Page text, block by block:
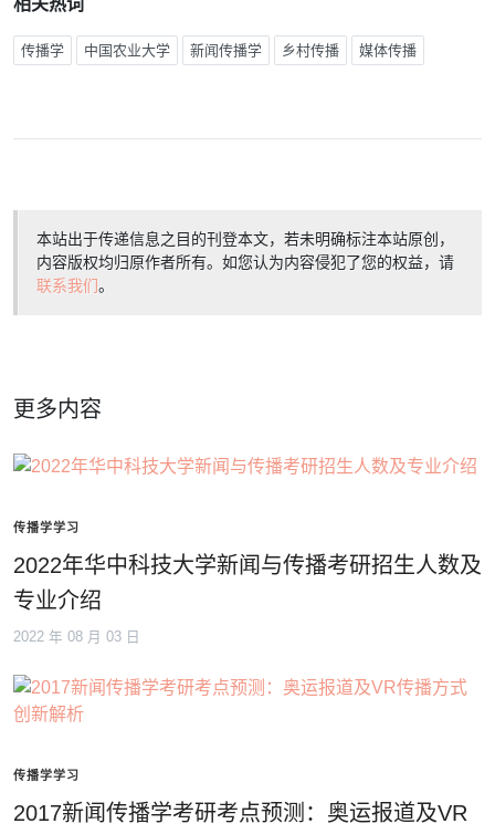
相关热词
传播学 中国农业大学 新闻传播学 乡村传播 媒体传播
本站出于传递信息之目的刊登本文，若未明确标注本站原创，
内容版权均归原作者所有。如您认为内容侵犯了您的权益，请
联系我们。
更多内容
传播学学习
2022年华中科技大学新闻与传播考研招生人数及
专业介绍
2022 年 08 月 03 日
传播学学习
2017新闻传播学考研考点预测：奥运报道及VR